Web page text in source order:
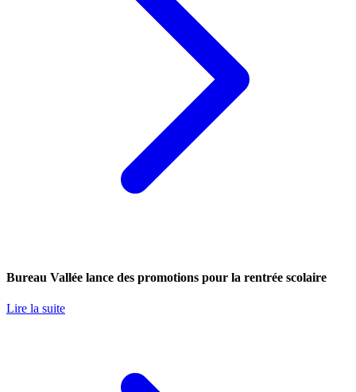
Bureau Vallée lance des promotions pour la rentrée scolaire
Lire la suite